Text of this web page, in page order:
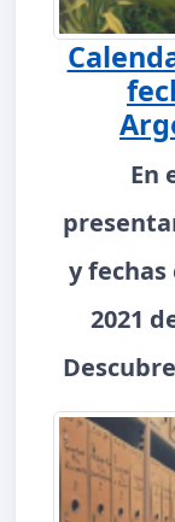
En
y
2021